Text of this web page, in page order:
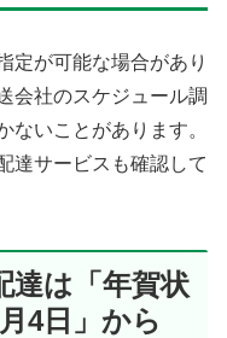
定が可能な場合があり
会社のスケジュール調
ないことがあります。
達サービスも確認して
達は「年賀状
4日」から